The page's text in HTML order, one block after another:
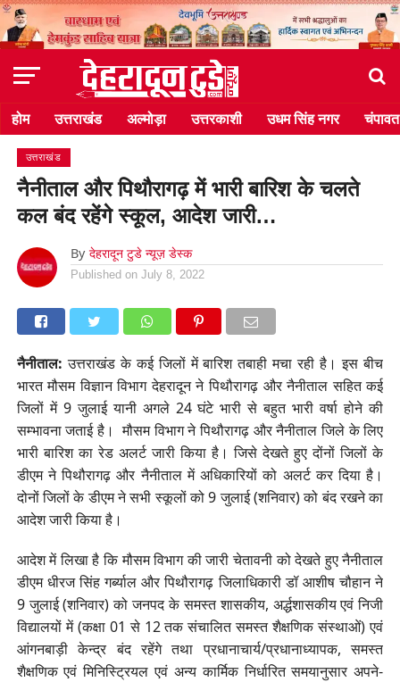
होम उत्तराखंड अल्मोड़ा उत्तरकाशी उधम सिंह नगर चंपावत
उत्तराखंड
नैनीताल और पिथौरागढ़ में भारी बारिश के चलते
कल बंद रहेंगे स्कूल, आदेश जारी…
By देहरादून टुडे न्यूज़ डेस्क
Published on July 8, 2022
नैनीताल: उत्तराखंड के कई जिलों में बारिश तबाही मचा रही है। इस बीच
भारत मौसम विज्ञान विभाग देहरादून ने पिथौरागढ़ और नैनीताल सहित कई
जिलों में 9 जुलाई यानी अगले 24 घंटे भारी से बहुत भारी वर्षा होने की
सम्भावना जताई है। मौसम विभाग ने पिथौरागढ़ और नैनीताल जिले के लिए
भारी बारिश का रेड अलर्ट जारी किया है। जिसे देखते हुए दोंनों जिलों के
डीएम ने पिथौरागढ़ और नैनीताल में अधिकारियों को अलर्ट कर दिया है।
दोनों जिलों के डीएम ने सभी स्कूलों को 9 जुलाई (शनिवार) को बंद रखने का
आदेश जारी किया है।
आदेश में लिखा है कि मौसम विभाग की जारी चेतावनी को देखते हुए नैनीताल
डीएम धीरज सिंह गर्ब्याल और पिथौरागढ़ जिलाधिकारी डॉ आशीष चौहान ने
9 जुलाई (शनिवार) को जनपद के समस्त शासकीय, अर्द्धशासकीय एवं निजी
विद्यालयों में (कक्षा 01 से 12 तक संचालित समस्त शैक्षणिक संस्थाओं) एवं
आंगनबाड़ी केन्द्र बंद रहेंगे तथा प्रधानाचार्य/प्रधानाध्यापक, समस्त
शैक्षणिक एवं मिनिस्ट्रियल एवं अन्य कार्मिक निर्धारित समयानुसार अपने-